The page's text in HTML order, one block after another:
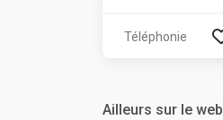
Téléphonie
Ailleurs sur le web